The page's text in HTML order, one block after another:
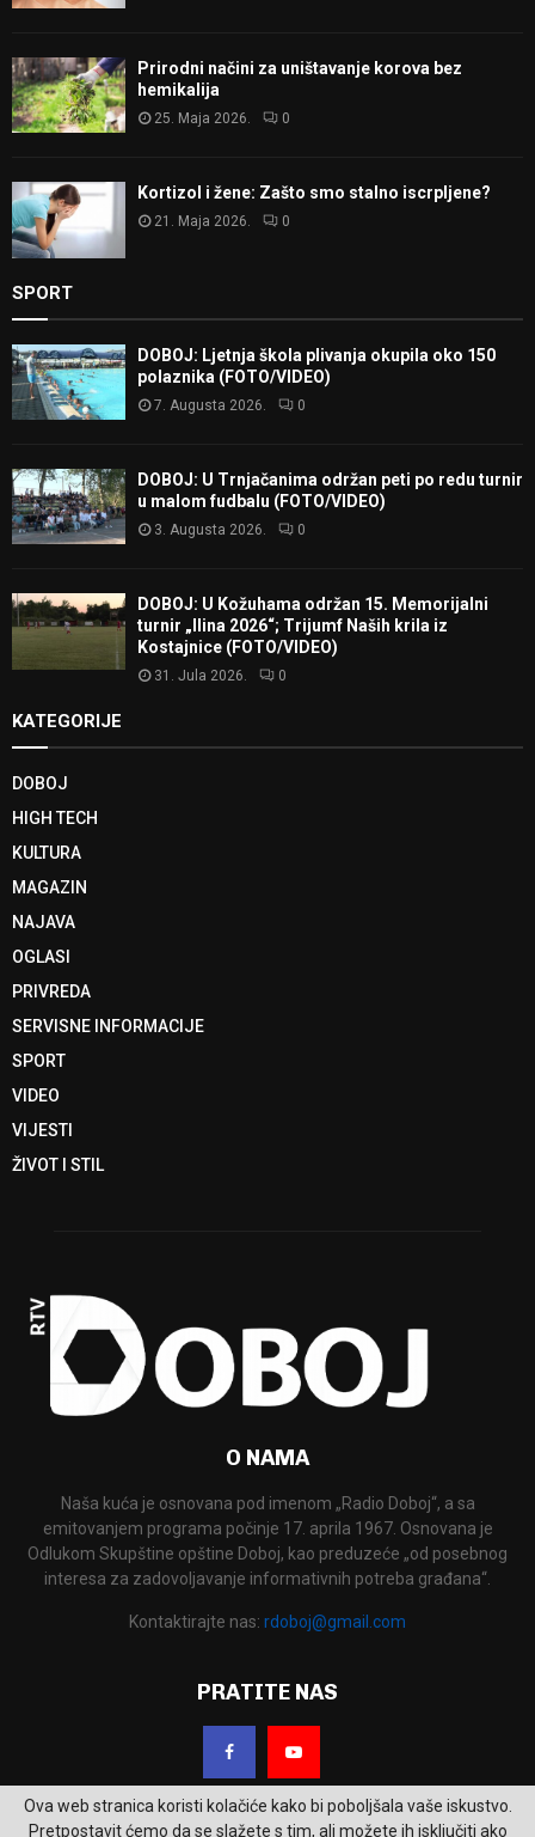
Prirodni načini za uništavanje korova bez
hemikalija
25. Maja 2026. 0
Kortizol i žene: Zašto smo stalno iscrpljene?
21. Maja 2026. 0
SPORT
DOBOJ: Ljetnja škola plivanja okupila oko 150
polaznika (FOTO/VIDEO)
7. Augusta 2026. 0
DOBOJ: U Trnjačanima održan peti po redu turnir
u malom fudbalu (FOTO/VIDEO)
3. Augusta 2026. 0
DOBOJ: U Kožuhama održan 15. Memorijalni
turnir „Ilina 2026“; Trijumf Naših krila iz
Kostajnice (FOTO/VIDEO)
31. Jula 2026. 0
KATEGORIJE
DOBOJ
HIGH TECH
KULTURA
MAGAZIN
NAJAVA
OGLASI
PRIVREDA
SERVISNE INFORMACIJE
SPORT
VIDEO
VIJESTI
ŽIVOT I STIL
O NAMA
Naša kuća je osnovana pod imenom „Radio Doboj“, a sa
emitovanjem programa počinje 17. aprila 1967. Osnovana je
Odlukom Skupštine opštine Doboj, kao preduzeće „od posebnog
interesa za zadovoljavanje informativnih potreba građana“.
Kontaktirajte nas: rdoboj@gmail.com
PRATITE NAS
Ova web stranica koristi kolačiće kako bi poboljšala vaše iskustvo.
Pretpostavit ćemo da se slažete s tim, ali možete ih isključiti ako